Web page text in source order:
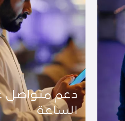
دعم متواصل
الساعة